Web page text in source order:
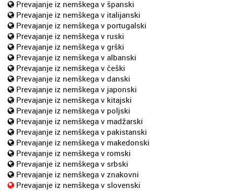
Prevajanje iz nemškega v španski
Prevajanje iz nemškega v italijanski
Prevajanje iz nemškega v portugalski
Prevajanje iz nemškega v ruski
Prevajanje iz nemškega v grški
Prevajanje iz nemškega v albanski
Prevajanje iz nemškega v češki
Prevajanje iz nemškega v danski
Prevajanje iz nemškega v japonski
Prevajanje iz nemškega v kitajski
Prevajanje iz nemškega v poljski
Prevajanje iz nemškega v madžarski
Prevajanje iz nemškega v pakistanski
Prevajanje iz nemškega v makedonski
Prevajanje iz nemškega v romski
Prevajanje iz nemškega v srbski
Prevajanje iz nemškega v znakovni
Prevajanje iz nemškega v slovenski